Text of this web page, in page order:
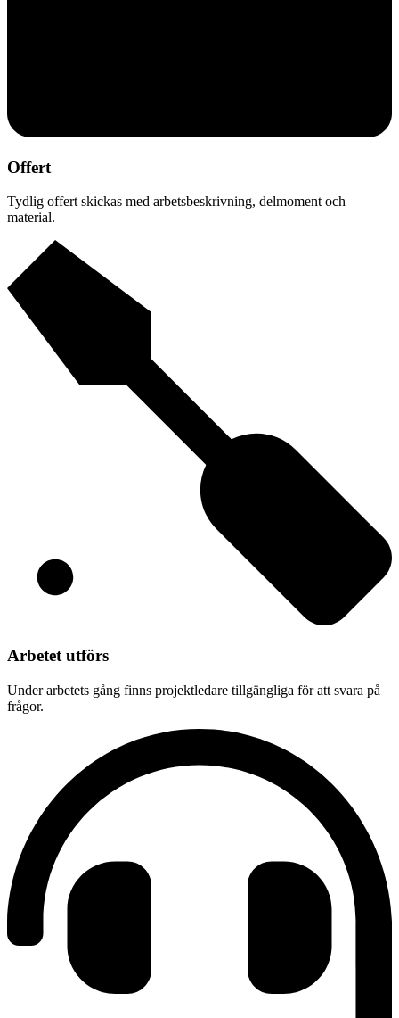
Offert
Tydlig offert skickas med arbetsbeskrivning, delmoment och
material.
Arbetet utförs
Under arbetets gång finns projektledare tillgängliga för att svara på
frågor.